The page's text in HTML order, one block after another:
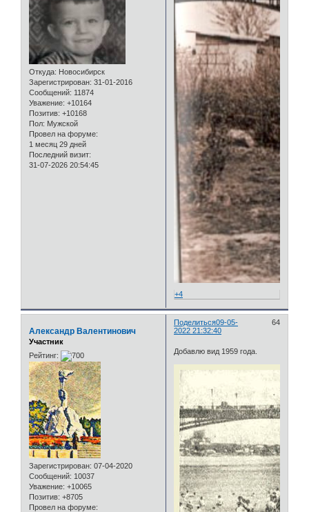
Откуда: Новосибирск
Зарегистрирован: 31-01-2016
Сообщений: 11874
Уважение: +10164
Позитив: +10168
Пол: Мужской
Провел на форуме:
1 месяц 29 дней
Последний визит:
31-07-2026 20:54:45
+4
Поделиться 64
09-05-
2022 21:32:40
Александр Валентинович
Участник
Рейтинг:
Зарегистрирован: 07-04-2020
Сообщений: 10037
Уважение: +10065
Позитив: +8705
Провел на форуме:
Добавлю вид 1959 года.